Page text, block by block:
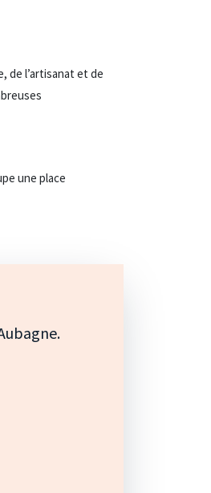
de l’artisanat et de
une place